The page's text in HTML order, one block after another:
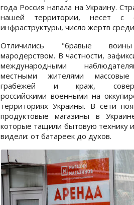
года Россия напала на Украину.
нашей территории, несет с
инфраструктуры, число жертв
Отличились "бравые
мародерством. В частности,
международными
местными жителями массовые
грабежей и краж,
российскими военными на
территориях Украины. В сети
продуктовые магазины в
которые тащили бытовую технику
видели: от батареек до духов.